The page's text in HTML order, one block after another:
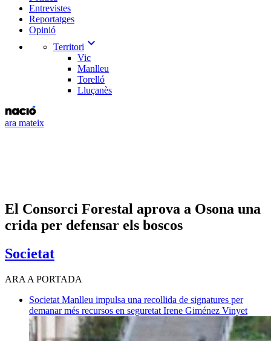
Entrevistes
Reportatges
Opinió
Territori expand_more
Vic
Manlleu
Torelló
Lluçanès
ara mateix
El Consorci Forestal aprova a Osona una
crida per defensar els boscos
Societat
ARA A PORTADA
Societat Manlleu impulsa una recollida de signatures per
demanar més recursos en seguretat Irene Giménez Vinyet